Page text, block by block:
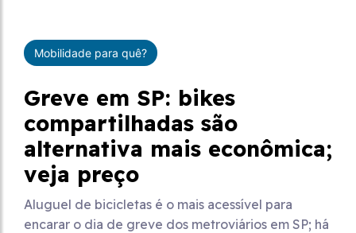
Mobilidade para quê?
Greve em SP: bikes
compartilhadas são
alternativa mais econômica;
veja preço
Aluguel de bicicletas é o mais acessível para
encarar o dia de greve dos metroviários em SP; há